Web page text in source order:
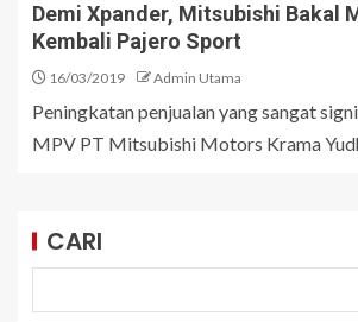
Demi Xpander, Mitsubishi Bakal
Kembali Pajero Sport
16/03/2019 Admin Utama
Peningkatan penjualan yang sangat
MPV PT Mitsubishi Motors Krama
CARI